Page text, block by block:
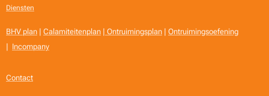
Diensten
BHV plan | Calamiteitenplan | Ontruimingsplan | Ontruimingsoefening
| Incompany
Contact